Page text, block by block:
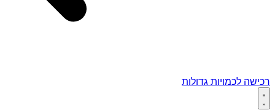
רכישה לכמויות גדולות